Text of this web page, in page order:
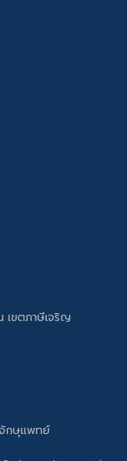
ขตภาษีเจริญ
กษุแพทย์